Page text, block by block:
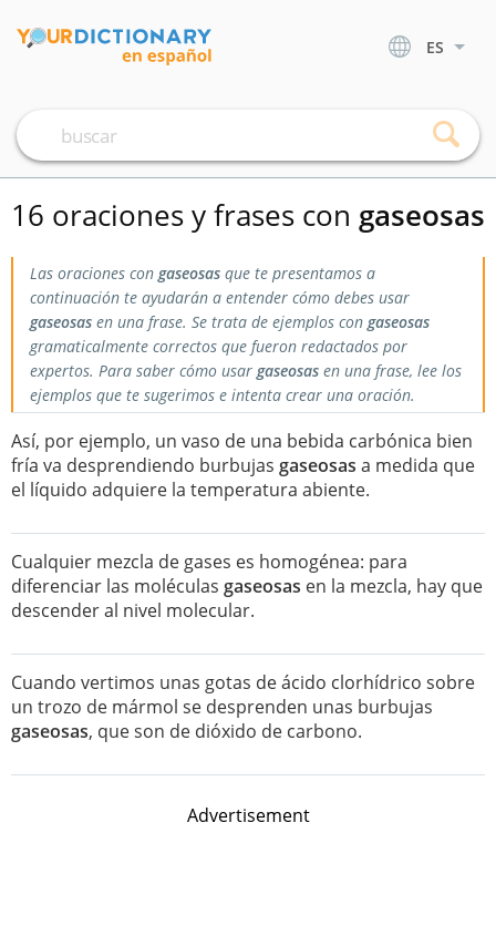
ES
16 oraciones y frases con gaseosas
Las oraciones con gaseosas que te presentamos a
continuación te ayudarán a entender cómo debes usar
gaseosas en una frase. Se trata de ejemplos con gaseosas
gramaticalmente correctos que fueron redactados por
expertos. Para saber cómo usar gaseosas en una frase, lee los
ejemplos que te sugerimos e intenta crear una oración.
Así, por ejemplo, un vaso de una bebida carbónica bien
fría va desprendiendo burbujas gaseosas a medida que
el líquido adquiere la temperatura abiente.
Cualquier mezcla de gases es homogénea: para
diferenciar las moléculas gaseosas en la mezcla, hay que
descender al nivel molecular.
Cuando vertimos unas gotas de ácido clorhídrico sobre
un trozo de mármol se desprenden unas burbujas
gaseosas, que son de dióxido de carbono.
Advertisement